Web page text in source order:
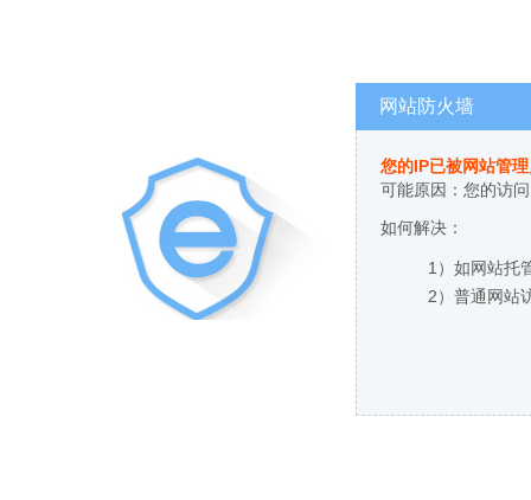
网站防火墙
您的IP已被网站管
可能原因：您的访
如何解决：
1）如网站托
2）普通网站